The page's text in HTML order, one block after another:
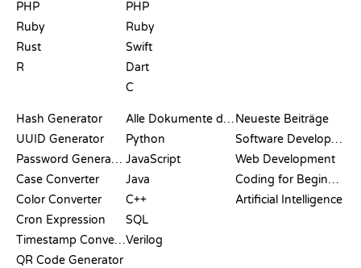
PHP
Ruby
Rust
R
PHP
Ruby
Swift
Dart
C
Hash Generator
UUID Generator
Password Generator
Case Converter
Color Converter
Cron Expression
Timestamp Converter
QR Code Generator
Alle Dokumente durchsuchen
Python
JavaScript
Java
C++
SQL
Verilog
Neueste Beiträge
Software Development
Web Development
Coding for Beginners
Artificial Intelligence